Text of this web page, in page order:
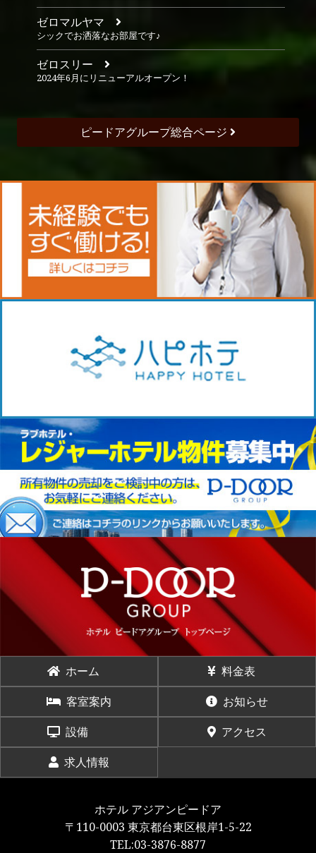
ゼロマルヤマ
シックでお洒落なお部屋です♪
ゼロスリー
2024年6月にリニューアルオープン！
ピードアグループ総合ページ
ホーム
料金表
客室案内
お知らせ
設備
アクセス
求人情報
ホテル アジアンピードア
〒110-0003 東京都台東区根岸1-5-22
TEL:03-3876-8877